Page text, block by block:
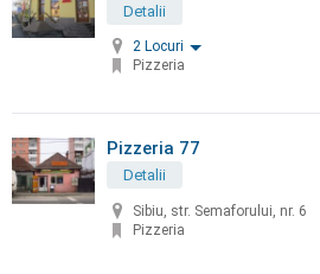
Detalii
2 Locuri
Pizzeria
Pizzeria 77
Detalii
Sibiu, str. Semaforului, nr. 6
Pizzeria